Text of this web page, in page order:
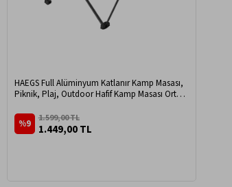
HAEGS Full Alüminyum Katlanır Kamp Masası,
Piknik, Plaj, Outdoor Hafif Kamp Masası Orta
1.449,00 TL
1.599,00 TL
%9